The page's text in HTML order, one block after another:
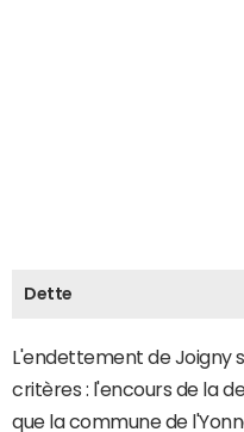
Dette
L'endettement de Joigny
critères : l'encours de la
que la commune de